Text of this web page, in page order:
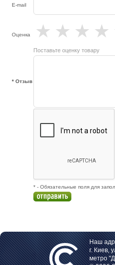
E-mail
Оценка ★
★
★
★
Поставьте оценку товару
* Отзыв
* - Обязательные поля для
Наш
г. Киев,
метро